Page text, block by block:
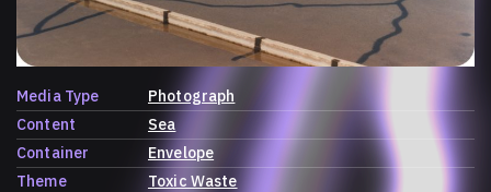
Media Type
Photograph
Content
Sea
Container
Envelope
Theme
Toxic Waste